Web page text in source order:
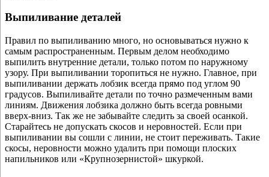
Выпиливание деталей
Правил по выпиливанию много, но основываться нужно к
самым распространенным. Первым делом необходимо
выпилить внутренние детали, только потом по наружному
узору. При выпиливании торопиться не нужно. Главное, при
выпиливании держать лобзик всегда прямо под углом 90
градусов. Выпиливайте детали по точно размеченным вами
линиям. Движения лобзика должно быть всегда ровными
вверх-вниз. Так же не забывайте следить за своей осанкой.
Старайтесь не допускать скосов и неровностей. Если при
выпиливании вы сошли с линии, не стоит переживать. Такие
скосы, неровности можно удалить при помощи плоских
напильников или «Крупнозернистой» шкуркой.